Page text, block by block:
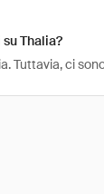
Thalia?
Tuttavia, ci